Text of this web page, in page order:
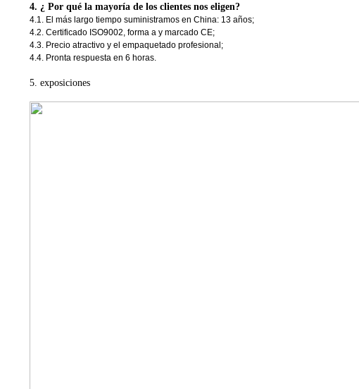
4. ¿ Por qué la mayoría de los clientes nos eligen?
4.1. El más largo tiempo suministramos en China: 13 años;
4.2. Certificado ISO9002, forma a y marcado CE;
4.3. Precio atractivo y el empaquetado profesional;
4.4. Pronta respuesta en 6 horas.
5. exposiciones